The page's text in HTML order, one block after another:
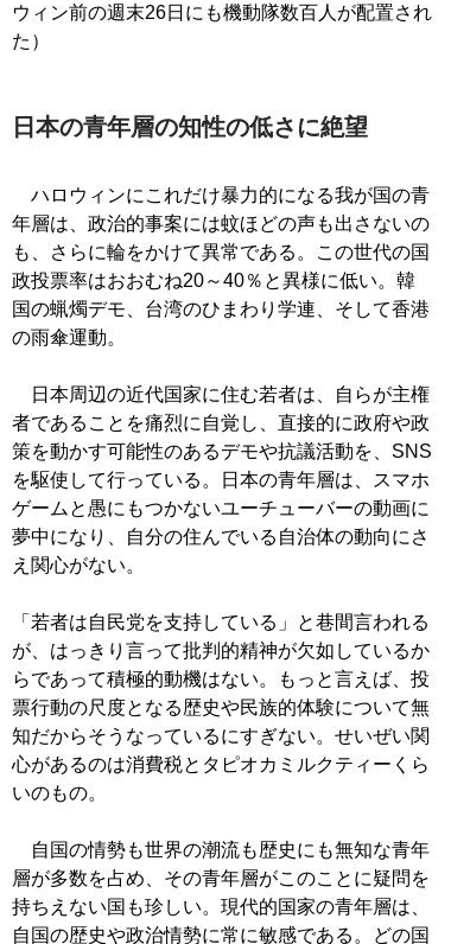
ウィン前の週末26日にも機動隊数百人が配置され
た）
日本の青年層の知性の低さに絶望
ハロウィンにこれだけ暴力的になる我が国の青
年層は、政治的事案には蚊ほどの声も出さないの
も、さらに輪をかけて異常である。この世代の国
政投票率はおおむね20～40％と異様に低い。韓
国の蝋燭デモ、台湾のひまわり学連、そして香港
の雨傘運動。
日本周辺の近代国家に住む若者は、自らが主権
者であることを痛烈に自覚し、直接的に政府や政
策を動かす可能性のあるデモや抗議活動を、SNS
を駆使して行っている。日本の青年層は、スマホ
ゲームと愚にもつかないユーチューバーの動画に
夢中になり、自分の住んでいる自治体の動向にさ
え関心がない。
「若者は自民党を支持している」と巷間言われる
が、はっきり言って批判的精神が欠如しているか
らであって積極的動機はない。もっと言えば、投
票行動の尺度となる歴史や民族的体験について無
知だからそうなっているにすぎない。せいぜい関
心があるのは消費税とタピオカミルクティーくら
いのもの。
自国の情勢も世界の潮流も歴史にも無知な青年
層が多数を占め、その青年層がこのことに疑問を
持ちえない国も珍しい。現代的国家の青年層は、
自国の歴史や政治情勢に常に敏感である。どの国